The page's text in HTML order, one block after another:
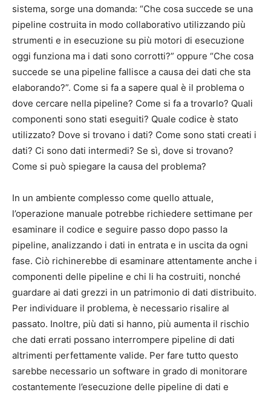
sistema, sorge una domanda: “Che cosa succede se una
pipeline costruita in modo collaborativo utilizzando più
strumenti e in esecuzione su più motori di esecuzione
oggi funziona ma i dati sono corrotti?” oppure “Che cosa
succede se una pipeline fallisce a causa dei dati che sta
elaborando?”. Come si fa a sapere qual è il problema o
dove cercare nella pipeline? Come si fa a trovarlo? Quali
componenti sono stati eseguiti? Quale codice è stato
utilizzato? Dove si trovano i dati? Come sono stati creati i
dati? Ci sono dati intermedi? Se sì, dove si trovano?
Come si può spiegare la causa del problema?
In un ambiente complesso come quello attuale,
l’operazione manuale potrebbe richiedere settimane per
esaminare il codice e seguire passo dopo passo la
pipeline, analizzando i dati in entrata e in uscita da ogni
fase. Ciò richinerebbe di esaminare attentamente anche i
componenti delle pipeline e chi li ha costruiti, nonché
guardare ai dati grezzi in un patrimonio di dati distribuito.
Per individuare il problema, è necessario risalire al
passato. Inoltre, più dati si hanno, più aumenta il rischio
che dati errati possano interrompere pipeline di dati
altrimenti perfettamente valide. Per fare tutto questo
sarebbe necessario un software in grado di monitorare
costantemente l’esecuzione delle pipeline di dati e